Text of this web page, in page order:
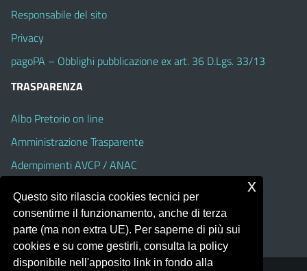
Responsabile del sito
Privacy
pagoPA – Obblighi pubblicazione ex art. 36 D.Lgs. 33/13
TRASPARENZA
Albo Pretorio on line
Amministrazione Trasparente
Adempimenti AVCP / ANAC
Accesso Civico
Dichiarazione di accessibilità
Questo sito rilascia cookies tecnici per
consentirne il funzionamento, anche di terza
parte (ma non extra UE). Per saperne di più sui
cookies e su come gestirli, consulta la policy
disponibile nell'apposito link in fondo alla
x